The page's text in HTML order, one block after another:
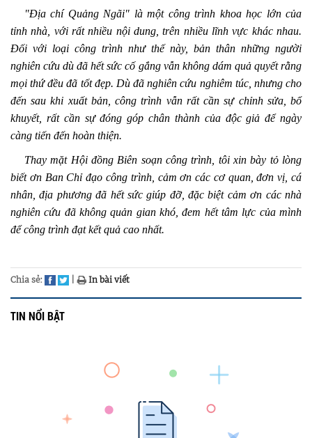
"Địa chí Quảng Ngãi" là một công trình khoa học lớn của
tỉnh nhà, với rất nhiều nội dung, trên nhiều lĩnh vực khác nhau.
Đối với loại công trình như thế này, bản thân những người
nghiên cứu dù đã hết sức cố gắng vẫn không dám quả quyết rằng
mọi thứ đều đã tốt đẹp. Dù đã nghiên cứu nghiêm túc, nhưng cho
đến sau khi xuất bản, công trình vẫn rất cần sự chỉnh sửa, bổ
khuyết, rất cần sự đóng góp chân thành của độc giả để ngày
càng tiến đến hoàn thiện.
Thay mặt Hội đồng Biên soạn công trình, tôi xin bày tỏ lòng
biết ơn Ban Chỉ đạo công trình, cảm ơn các cơ quan, đơn vị, cá
nhân, địa phương đã hết sức giúp đỡ, đặc biệt cảm ơn các nhà
nghiên cứu đã không quản gian khó, đem hết tâm lực của mình
để công trình đạt kết quả cao nhất.
Chia sẻ: In bài viết
TIN NỔI BẬT